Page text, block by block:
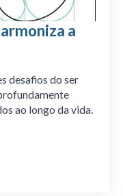
a
desafios do ser
ao longo da vida.